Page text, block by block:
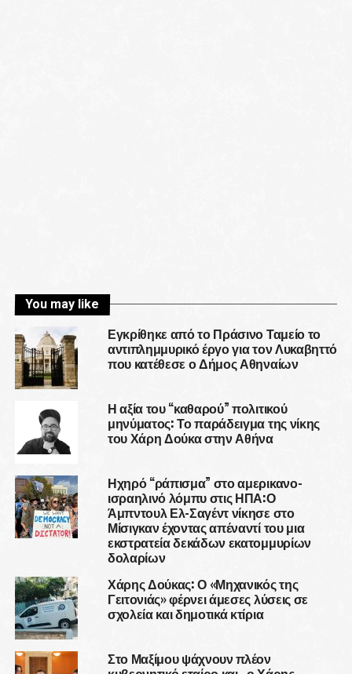
You may like
Εγκρίθηκε από το Πράσινο Ταμείο το
αντιπλημμυρικό έργο για τον Λυκαβηττό
που κατέθεσε ο Δήμος Αθηναίων
Η αξία του “καθαρού” πολιτικού
μηνύματος: Το παράδειγμα της νίκης
του Χάρη Δούκα στην Αθήνα
Ηχηρό “ράπισμα” στο αμερικανο-
ισραηλινό λόμπυ στις ΗΠΑ:Ο
Άμπντουλ Ελ-Σαγέντ νίκησε στο
Μίσιγκαν έχοντας απέναντί του μια
εκστρατεία δεκάδων εκατομμυρίων
δολαρίων
Χάρης Δούκας: Ο «Μηχανικός της
Γειτονιάς» φέρνει άμεσες λύσεις σε
σχολεία και δημοτικά κτίρια
Στο Μαξίμου ψάχνουν πλέον